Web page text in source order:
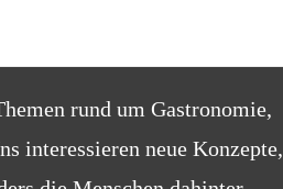
rund um Gastronomie,
interessieren neue Konzepte,